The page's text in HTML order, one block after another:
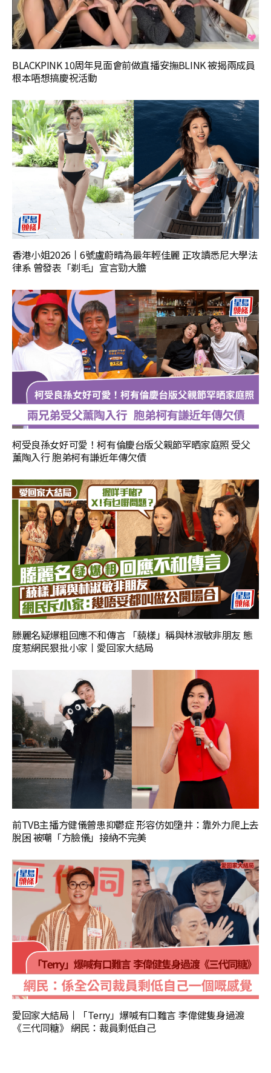
BLACKPINK 10周年見面會前做直播安撫BLINK 被揭兩成員
根本唔想搞慶祝活動
香港小姐2026丨6號盧蔚晴為最年輕佳麗 正攻讀悉尼大學法
律系 曾發表「剃毛」宣言勁大膽
柯受良孫女好可愛！柯有倫慶台版父親節罕晒家庭照 受父
薰陶入行 胞弟柯有謙近年傳欠債
滕麗名疑爆粗回應不和傳言 「藐樣」稱與林淑敏非朋友 態
度惹網民狠批小家丨愛回家大結局
前TVB主播方健儀曾患抑鬱症 形容仿如墮井：靠外力爬上去
脫困 被嘲「方臉儀」接納不完美
愛回家大結局丨「Terry」爆喊有口難言 李偉健隻身過渡
《三代同糖》 網民：裁員剩低自己